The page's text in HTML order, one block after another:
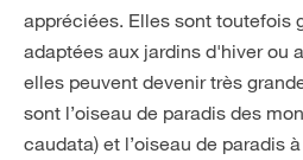
appréciées. Elles sont toutefois
adaptées aux jardins d'hiver ou
elles peuvent devenir très
sont l’oiseau de paradis des
caudata) et l’oiseau de paradis